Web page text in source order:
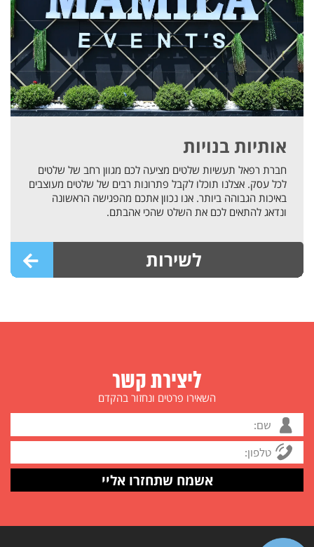
אותיות בנויות
חברת רפאל תעשיות שלטים מציעה לכם מגוון רחב של שלטים
לכל עסק. אצלנו תוכלו לקבל פתרונות רבים של שלטים מעוצבים
באיכות הגבוהה ביותר. אנו נכוון אתכם מהפגישה הראשונה
ונדאג להתאים לכם את השלט שהכי אהבתם.
לשירות
ליצירת קשר
השאירו פרטים ונחזור בהקדם